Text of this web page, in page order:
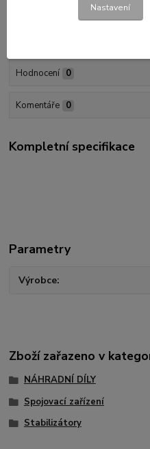
Kompletní specifikace
Hodnocení 0
Komentáře 0
Kompletní specifikace
Parametry
Výrobce
Zboží zařazeno v
NÁHRADNÍ DÍLY
Spojovací zařízení
Stabilizátory
Nastavení